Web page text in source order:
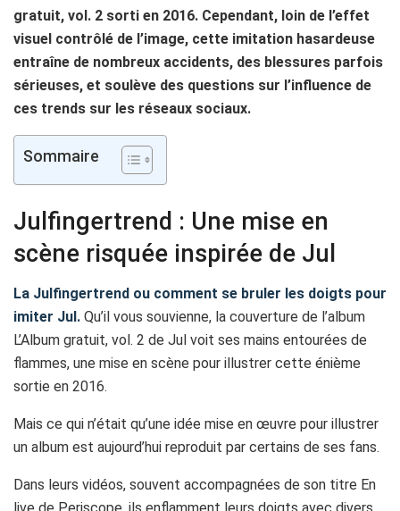
gratuit, vol. 2 sorti en 2016. Cependant, loin de l’effet
visuel contrôlé de l’image, cette imitation hasardeuse
entraîne de nombreux accidents, des blessures parfois
sérieuses, et soulève des questions sur l’influence de
ces trends sur les réseaux sociaux.
Sommaire
Julfingertrend : Une mise en
scène risquée inspirée de Jul
La Julfingertrend ou comment se bruler les doigts pour
imiter Jul. Qu’il vous souvienne, la couverture de l’album
L’Album gratuit, vol. 2 de Jul voit ses mains entourées de
flammes, une mise en scène pour illustrer cette énième
sortie en 2016.
Mais ce qui n’était qu’une idée mise en œuvre pour illustrer
un album est aujourd’hui reproduit par certains de ses fans.
Dans leurs vidéos, souvent accompagnées de son titre En
live de Periscope, ils enflamment leurs doigts avec divers